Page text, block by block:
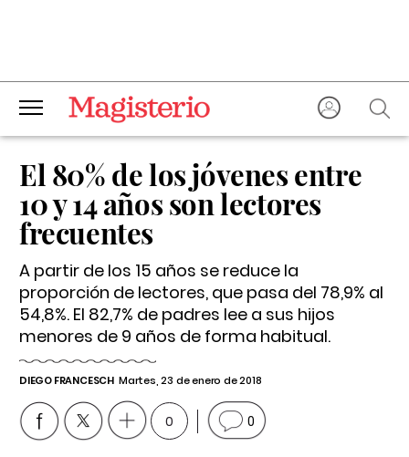
El 80% de los jóvenes entre
10 y 14 años son lectores
frecuentes
A partir de los 15 años se reduce la
proporción de lectores, que pasa del 78,9% al
54,8%. El 82,7% de padres lee a sus hijos
menores de 9 años de forma habitual.
DIEGO FRANCESCH Martes, 23 de enero de 2018
0 0